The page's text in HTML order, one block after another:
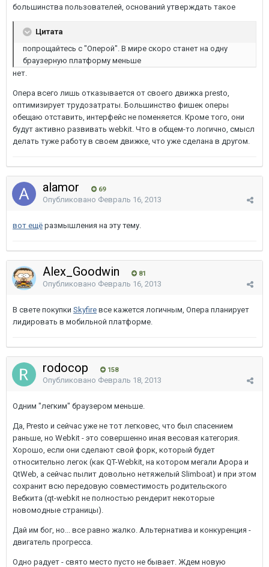
большинства пользователей, оснований утверждать такое
Цитата
попрощайтесь с "Оперой". В мире скоро станет на одну
браузерную платформу меньше
нет.
Опера всего лишь отказывается от своего движка presto,
оптимизирует трудозатраты. Большинство фишек оперы
обещаю отставить, интерфейс не поменяется. Кроме того, они
будут активно развивать webkit. Что в общем-то логично, смысл
делать туже работу в своем движке, что уже сделана в другом.
alamor 69
Опубликовано Февраль 16, 2013
вот ещё размышления на эту тему.
Alex_Goodwin 81
Опубликовано Февраль 16, 2013
В свете покупки Skyfire все кажется логичным, Опера планирует
лидировать в мобильной платформе.
rodocop 158
Опубликовано Февраль 18, 2013
Одним "легким" браузером меньше.
Да, Presto и сейчас уже не тот легковес, что был спасением
раньше, но Webkit - это совершенно иная весовая категория.
Хорошо, если они сделают свой форк, который будет
относительно легок (как QT-Webkit, на котором мегали Арора и
QtWeb, а сейчас пылит довольно нетяжелый Slimboat) и при этом
сохранит всю передовую совместимость родительского
Вебкита (qt-webkit не полностью рендерит некоторые
новомодные страницы).
Дай им бог, но... все равно жалко. Альтернатива и конкуренция -
двигатель прогресса.
Одно радует - свято место пусто не бывает. Ждем новую